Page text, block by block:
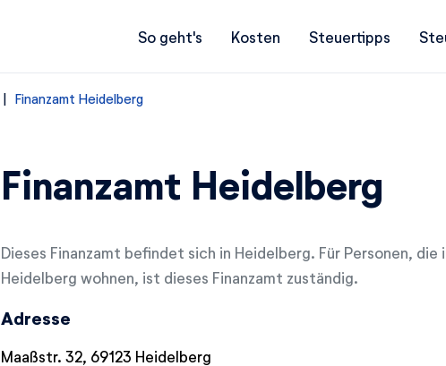
So geht's Kosten Steuertipps
Finanzamt Heidelberg
Finanzamt Heidelberg
Dieses Finanzamt befindet sich in Heidelberg. Für Personen, die
Heidelberg wohnen, ist dieses Finanzamt zuständig.
Adresse
Maaßstr. 32, 69123 Heidelberg